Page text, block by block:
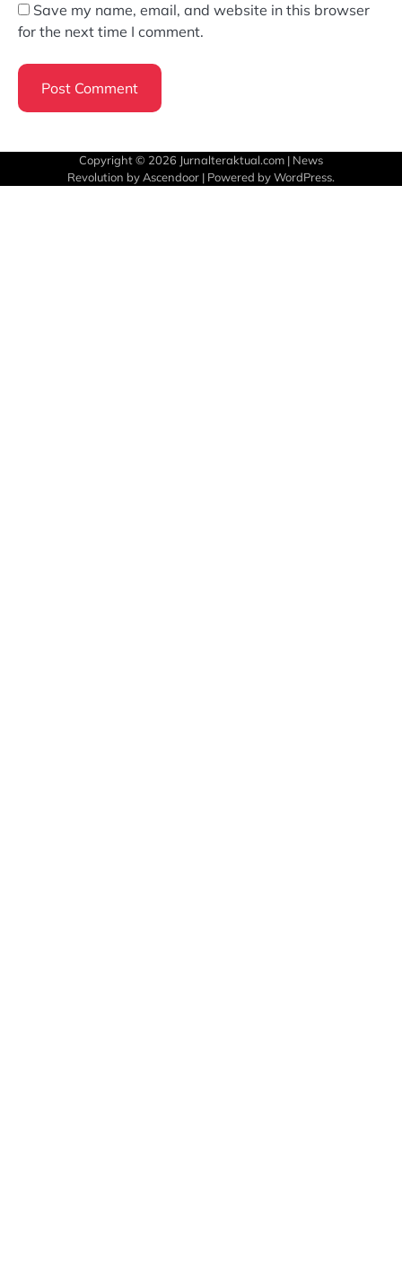
Save my name, email, and website in this browser
for the next time I comment.
Copyright © 2026 Jurnalteraktual.com | News
Revolution byAscendoor | Powered byWordPress.